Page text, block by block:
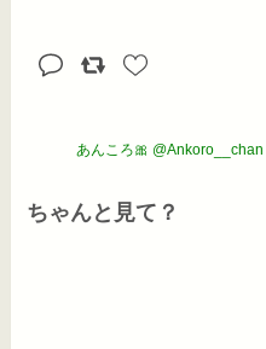
あんころ🎀 @Ankoro__chan
ちゃんと見て？